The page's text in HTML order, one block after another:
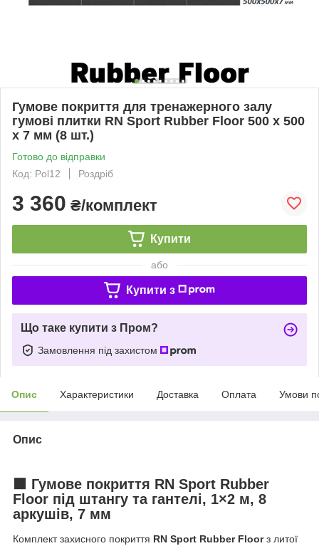
Гумове покриття для тренажерного залу
гумові плитки RN Sport Rubber Floor 500 x 500
x 7 мм (8 шт.)
Готово до відправки
Код: Pol12
Роздріб
3 360 ₴/комплект
Купити
або
Купити з
Що таке купити з Пром?
Замовлення під захистом
Опис Характеристики Доставка Оплата Умови
Опис
Гумове покриття RN Sport Rubber
Floor під штангу та гантелі, 1×2 м, 8
аркушів, 7 мм
Комплект захисного покриття RN Sport Rubber Floorз литої